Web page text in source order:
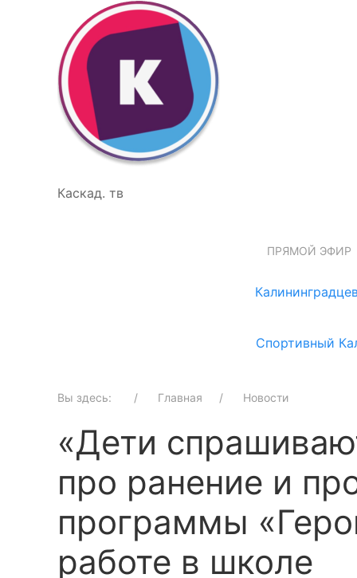
Каскад. тв
ПРЯМОЙ ЭФИР
Спортивный
Вы здесь: Главная Новости
«Дети
про ранение и
программы
работе в школе